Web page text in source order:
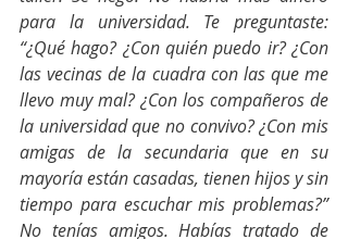
para la universidad. Te preguntaste:
“¿Qué hago? ¿Con quién puedo ir? ¿Con
las vecinas de la cuadra con las que me
llevo muy mal? ¿Con los compañeros de
la universidad que no convivo? ¿Con mis
amigas de la secundaria que en su
mayoría están casadas, tienen hijos y sin
tiempo para escuchar mis problemas?”
No tenías amigos. Habías tratado de